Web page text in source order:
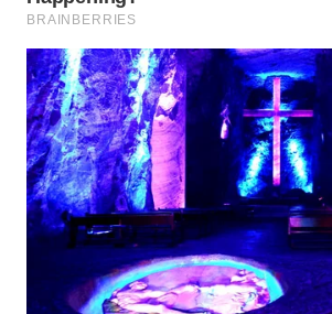
TAPANULI
WN DELI
SERDANG
WN
TEBING
TINGGI
WN
PAKPAK